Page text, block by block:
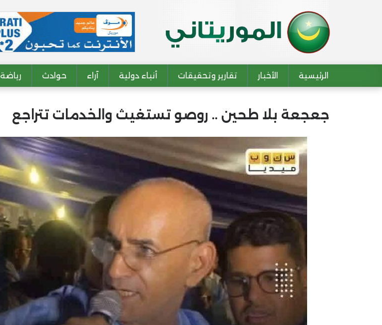
Main navigation
الرئيسية الأخبار تقارير وتحقيقات أنباء دولية آراء حوادث رياضة
جعجعة بلا طحين .. روصو تستغيث والخدمات تتراجع